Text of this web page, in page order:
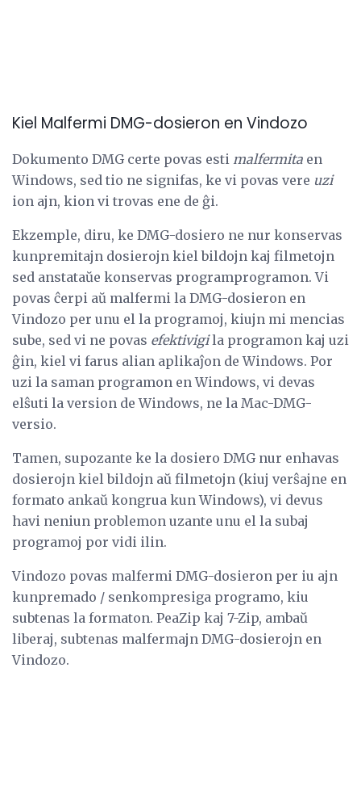
Kiel Malfermi DMG-dosieron en Vindozo
Dokumento DMG certe povas esti malfermita en
Windows, sed tio ne signifas, ke vi povas vere uzi
ion ajn, kion vi trovas ene de ĝi.
Ekzemple, diru, ke DMG-dosiero ne nur konservas
kunpremitajn dosierojn kiel bildojn kaj filmetojn
sed anstataŭe konservas programprogramon. Vi
povas ĉerpi aŭ malfermi la DMG-dosieron en
Vindozo per unu el la programoj, kiujn mi mencias
sube, sed vi ne povas efektivigila programon kaj uzi
ĝin, kiel vi farus alian aplikaĵon de Windows. Por
uzi la saman programon en Windows, vi devas
elŝuti la version de Windows, ne la Mac-DMG-
versio.
Tamen, supozante ke la dosiero DMG nur enhavas
dosierojn kiel bildojn aŭ filmetojn (kiuj verŝajne en
formato ankaŭ kongrua kun Windows), vi devus
havi neniun problemon uzante unu el la subaj
programoj por vidi ilin.
Vindozo povas malfermi DMG-dosieron per iu ajn
kunpremado / senkompresiga programo, kiu
subtenas la formaton. PeaZip kaj 7-Zip, ambaŭ
liberaj, subtenas malfermajn DMG-dosierojn en
Vindozo.